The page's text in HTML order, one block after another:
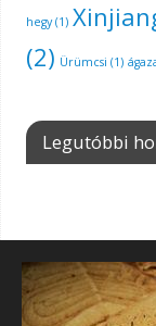
hegy(1)
(2) Ürümcsi (1)
Legutóbbi